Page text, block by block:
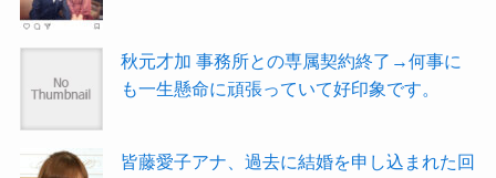
秋元才加 事務所との専属契約終了→何事に
も一生懸命に頑張っていて好印象です。
皆藤愛子アナ、過去に結婚を申し込まれた回